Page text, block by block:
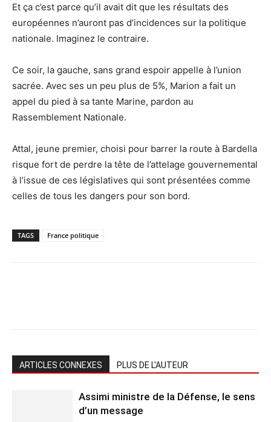
Et ça c’est parce qu’il avait dit que les résultats des
européennes n’auront pas d’incidences sur la politique
nationale. Imaginez le contraire.
Ce soir, la gauche, sans grand espoir appelle à l’union
sacrée. Avec ses un peu plus de 5%, Marion a fait un
appel du pied à sa tante Marine, pardon au
Rassemblement Nationale.
Attal, jeune premier, choisi pour barrer la route à Bardella
risque fort de perdre la tête de l’attelage gouvernemental
à l’issue de ces législatives qui sont présentées comme
celles de tous les dangers pour son bord.
TAGS France politique
ARTICLES CONNEXES PLUS DE L'AUTEUR
Assimi ministre de la Défense, le sens
d’un message